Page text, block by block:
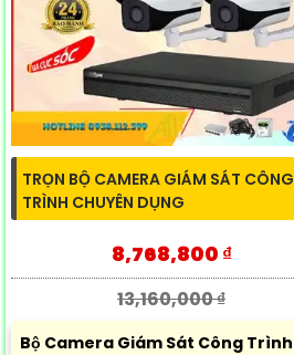
TRỌN BỘ CAMERA GIÁM SÁT CÔNG
TRÌNH CHUYÊN DỤNG
8,768,800 ₫
13,160,000 ₫
Bộ Camera Giám Sát Công Trình